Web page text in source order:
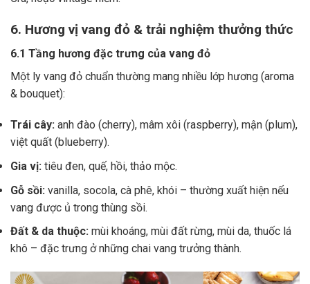
6. Hương vị vang đỏ & trải nghiệm thưởng thức
6.1 Tầng hương đặc trưng của vang đỏ
Một ly vang đỏ chuẩn thường mang nhiều lớp hương (aroma
& bouquet):
Trái cây: anh đào (cherry), mâm xôi (raspberry), mận (plum),
việt quất (blueberry).
Gia vị: tiêu đen, quế, hồi, thảo mộc.
Gỗ sồi: vanilla, socola, cà phê, khói – thường xuất hiện nếu
vang được ủ trong thùng sồi.
Đất & da thuộc: mùi khoáng, mùi đất rừng, mùi da, thuốc lá
khô – đặc trưng ở những chai vang trưởng thành.